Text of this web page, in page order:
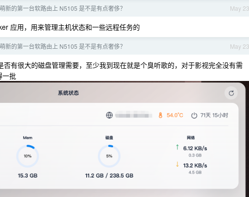
May 23
萌新的第一台软路由上 N5105 是不是有点奢侈？
应用，用来管理主机状态和一些远程任务的
May 23
萌新的第一台软路由上 N5105 是不是有点奢侈？
否有很大的磁盘管理需要，至少我到现在就是个臭听歌的，对于影视完全没有需
一批